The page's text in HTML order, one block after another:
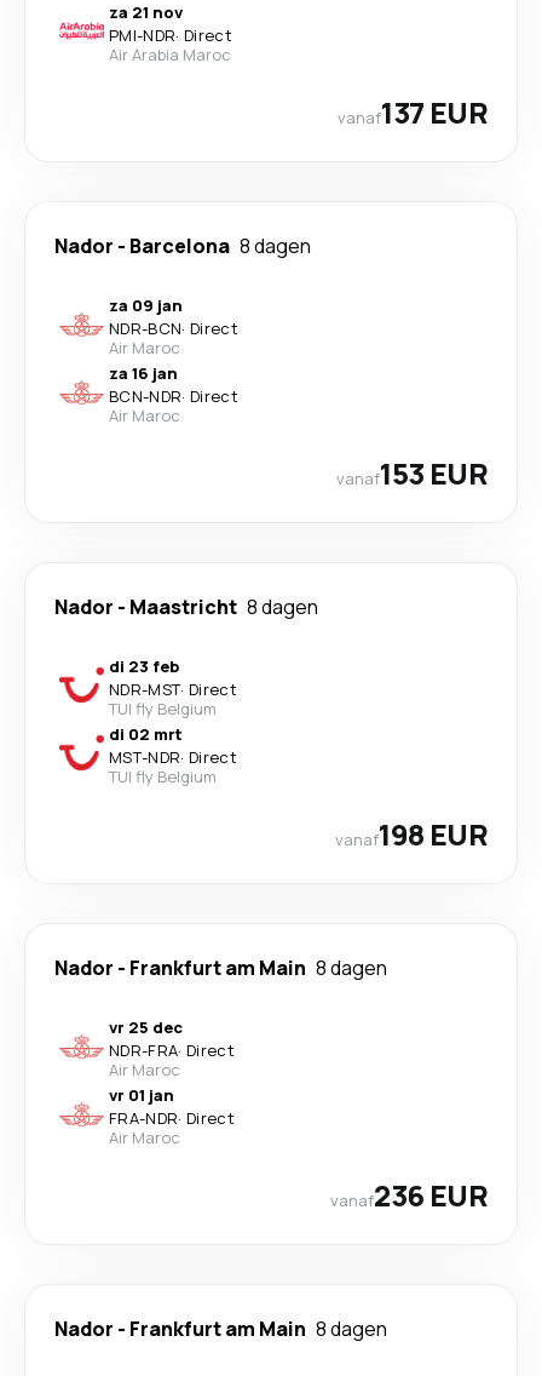
za 21 nov
PMI-NDR· Direct
Air Arabia Maroc
vanaf137 EUR
Nador - Barcelona 8 dagen
za 09 jan
NDR-BCN· Direct
Air Maroc
za 16 jan
BCN-NDR· Direct
Air Maroc
vanaf153 EUR
Nador - Maastricht 8 dagen
di 23 feb
NDR-MST· Direct
TUI fly Belgium
di 02 mrt
MST-NDR· Direct
TUI fly Belgium
vanaf198 EUR
Nador - Frankfurt am Main 8 dagen
vr 25 dec
NDR-FRA· Direct
Air Maroc
vr 01 jan
FRA-NDR· Direct
Air Maroc
vanaf236 EUR
Nador - Frankfurt am Main 8 dagen